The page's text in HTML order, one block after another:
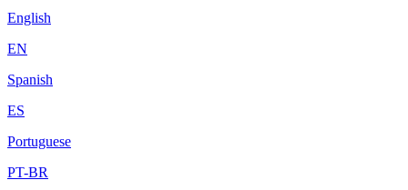
English
EN
Spanish
ES
Portuguese
PT-BR